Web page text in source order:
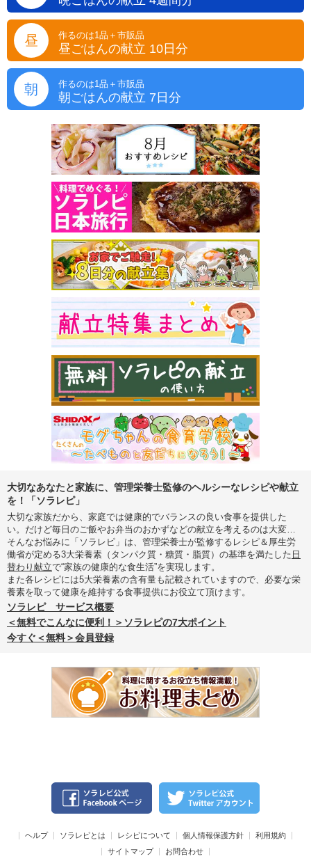
昼 作るのは1品＋市販品
昼ごはんの献立 10日分
朝 作るのは1品＋市販品
朝ごはんの献立 7日分
大切なあなたと家族に、管理栄養士監修のヘルシーなレシピや献立
を！「ソラレピ」
大切な家族だから、家庭では健康的でバランスの良い食事を提供した
い。だけど毎日のご飯やお弁当のおかずなどの献立を考えるのは大変…
そんなお悩みに「ソラレピ」は、管理栄養士が監修するレシピ＆厚生労
働省が定める3大栄養素（タンパク質・糖質・脂質）の基準を満たした 日
替わり献立で“家族の健康的な食生活”を実現します。
また各レシピには5大栄養素の含有量も記載されていますので、必要な栄
養素を取って健康を維持する食事提供にお役立て頂けます。
ソラレピ サービス概要
＜無料でこんなに便利！＞ソラレピの7大ポイント
今すぐ＜無料＞会員登録
ヘルプ ソラレピとは レシピについて 個人情報保護方針
利用規約
サイトマップ
お問合わせ